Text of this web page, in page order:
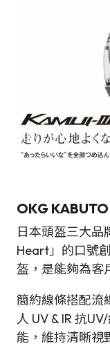
OKG
日本頭盔三大
Heart」的口號
盔，是能夠為客
簡約線條搭配流
人 UV & IR 抗
能，維持清晰視